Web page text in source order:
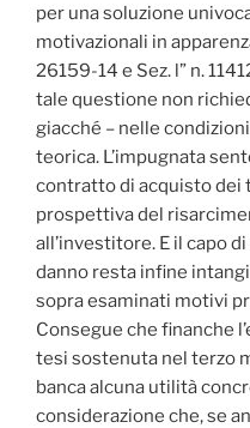
per una soluzione
motivazionali in
26159-14 e Sez. l” n.
tale questione non
giacché – nelle
teorica. L’impugnata
contratto di acquisto dei
prospettiva del
all’investitore. E il capo
danno resta infine
sopra esaminati motivi
Consegue che finanche
tesi sostenuta nel terzo
banca alcuna utilità
considerazione che, se